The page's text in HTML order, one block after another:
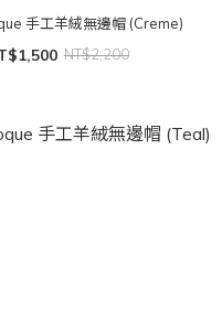
手工羊絨無邊帽 (Creme)
NT$2,200